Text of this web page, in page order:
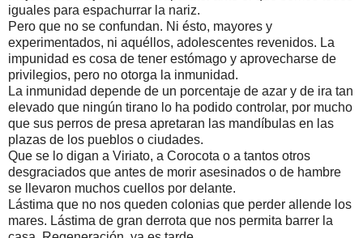
iguales para espachurrar la nariz.
Pero que no se confundan. Ni ésto, mayores y
experimentados, ni aquéllos, adolescentes revenidos. La
impunidad es cosa de tener estómago y aprovecharse de
privilegios, pero no otorga la inmunidad.
La inmunidad depende de un porcentaje de azar y de ira tan
elevado que ningún tirano lo ha podido controlar, por mucho
que sus perros de presa apretaran las mandíbulas en las
plazas de los pueblos o ciudades.
Que se lo digan a Viriato, a Corocota o a tantos otros
desgraciados que antes de morir asesinados o de hambre
se llevaron muchos cuellos por delante.
Lástima que no nos queden colonias que perder allende los
mares. Lástima de gran derrota que nos permita barrer la